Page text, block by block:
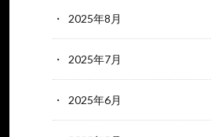
2025年8月
2025年7月
2025年6月